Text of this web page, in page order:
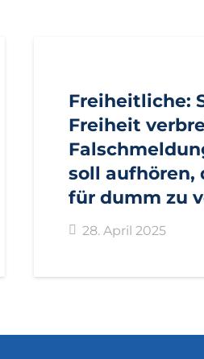
Freiheitliche:
Freiheit
soll aufhören,
für dumm zu
28. April 2025